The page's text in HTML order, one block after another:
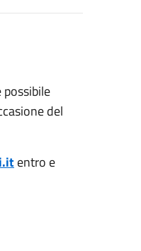
del
entro e